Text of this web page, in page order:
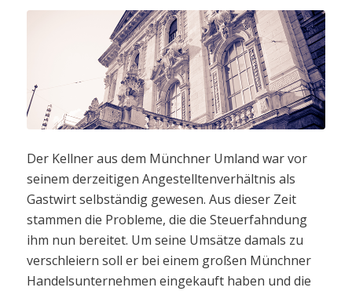
Der Kellner aus dem Münchner Umland war vor
seinem derzeitigen Angestelltenverhältnis als
Gastwirt selbständig gewesen. Aus dieser Zeit
stammen die Probleme, die die Steuerfahndung
ihm nun bereitet. Um seine Umsätze damals zu
verschleiern soll er bei einem großen Münchner
Handelsunternehmen eingekauft haben und die